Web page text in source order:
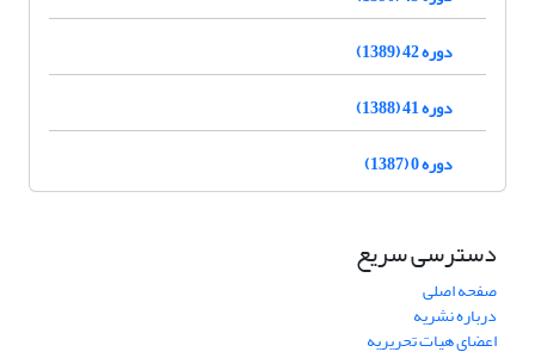
دوره 42 (1389)
دوره 41 (1388)
دوره 0 (1387)
دسترسی سریع
صفحه اصلی
درباره نشریه
اعضای هیات تحریریه